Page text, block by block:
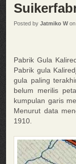
Posted by Jatmiko Won
Pabrik Gula
Pabrik gula
gula paling
belum merilis
kumpulan garis
Menurut data
1910.